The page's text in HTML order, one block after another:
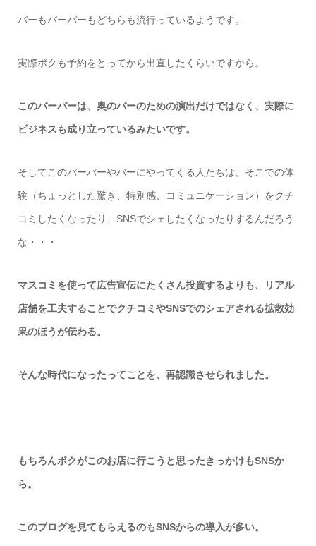
バーもバーバーもどちらも流行っているようです。
実際ボクも予約をとってから出直したくらいですから。
このバーバーは、奥のバーのための演出だけではなく、実際に
ビジネスも成り立っているみたいです。
そしてこのバーバーやバーにやってくる人たちは、そこでの体
験（ちょっとした驚き、特別感、コミュニケーション）をクチ
コミしたくなったり、SNSでシェしたくなったりするんだろう
な・・・
マスコミを使って広告宣伝にたくさん投資するよりも、リアル
店舗を工夫することでクチコミやSNSでのシェアされる拡散効
果のほうが伝わる。
そんな時代になったってことを、再認識させられました。
もちろんボクがこのお店に行こうと思ったきっかけもSNSか
ら。
このブログを見てもらえるのもSNSからの導入が多い。